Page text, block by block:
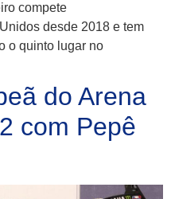
compete
desde 2018 e tem
o quinto lugar no
do Arena
com Pepê